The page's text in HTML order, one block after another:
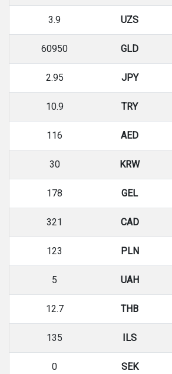
3.9 UZS
60950 GLD
2.95 JPY
10.9 TRY
116 AED
30 KRW
178 GEL
321 CAD
123 PLN
5 UAH
12.7 THB
135 ILS
0 SEK